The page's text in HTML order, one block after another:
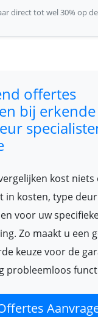
direct tot wel 30% op
offertes
bij erkende
kost niets
in kosten, type
voor uw
Zo maakt u een
keuze voor de
probleemloos